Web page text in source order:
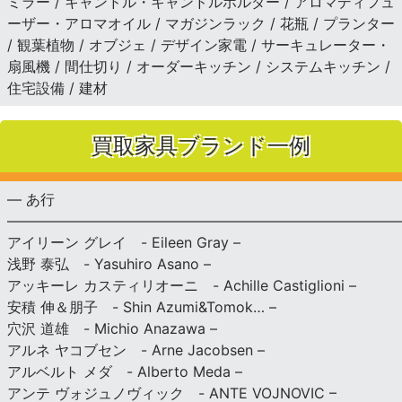
ーザー・アロマオイル / マガジンラック / 花瓶 / プランター
/ 観葉植物 / オブジェ / デザイン家電 / サーキュレーター・
扇風機 / 間仕切り / オーダーキッチン / システムキッチン /
住宅設備 / 建材
買取家具ブランド一例
— あ行
アイリーン グレイ - Eileen Gray –
浅野 泰弘 - Yasuhiro Asano –
アッキーレ カスティリオーニ - Achille Castiglioni –
安積 伸＆朋子 - Shin Azumi&Tomok… –
穴沢 道雄 - Michio Anazawa –
アルネ ヤコブセン - Arne Jacobsen –
アルベルト メダ - Alberto Meda –
アンテ ヴォジュノヴィック - ANTE VOJNOVIC –